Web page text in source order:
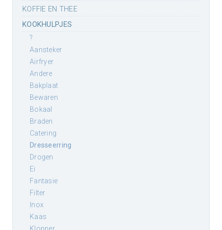
KOFFIE EN THEE
KOOKHULPJES
?
aansteker
airfryer
andere
bakplaat
bewaren
bokaal
braden
catering
dresseerring
drogen
ei
fantasie
filter
inox
kaas